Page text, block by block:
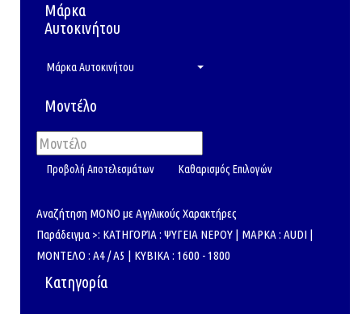
Μάρκα
Αυτοκινήτου
Μάρκα Αυτοκινήτου
Μοντέλο
Αναζήτηση ΜΟΝΟ με Αγγλικούς Χαρακτήρες
Παράδειγμα >: ΚΑΤΗΓΟΡΊΑ : ΨΥΓΕΙΑ ΝΕΡΟΥ | ΜΑΡΚΑ : AUDI |
ΜΟΝΤΕΛΟ : A4 / A5 | ΚΥΒΙΚΑ : 1600 - 1800
Κατηγορία